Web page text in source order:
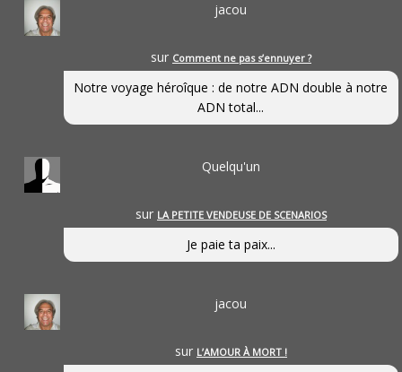
jacou
sur Comment ne pas s’ennuyer ?
Notre voyage héroîque : de notre ADN double à notre
ADN total...
Quelqu'un
sur LA PETITE VENDEUSE DE SCENARIOS
Je paie ta paix...
jacou
sur L’AMOUR À MORT !